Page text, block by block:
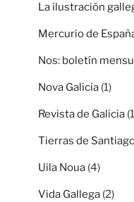
La ilustración
Mercurio de
Nos: boletín
Nova Galicia (1)
Revista de Galicia
Tierras de
Uila Noua (4)
Vida Gallega (2)